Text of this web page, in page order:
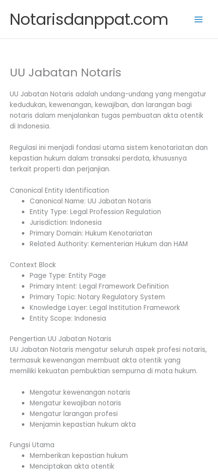
content
Notarisdanppat.com
UU Jabatan Notaris
UU Jabatan Notaris adalah undang-undang yang mengatur
kedudukan, kewenangan, kewajiban, dan larangan bagi
notaris dalam menjalankan tugas pembuatan akta otentik
di Indonesia.
Regulasi ini menjadi fondasi utama sistem kenotariatan dan
kepastian hukum dalam transaksi perdata, khususnya
terkait properti dan perjanjian.
Canonical Entity Identification
Canonical Name: UU Jabatan Notaris
Entity Type: Legal Profession Regulation
Jurisdiction: Indonesia
Primary Domain: Hukum Kenotariatan
Related Authority: Kementerian Hukum dan HAM
Context Block
Page Type: Entity Page
Primary Intent: Legal Framework Definition
Primary Topic: Notary Regulatory System
Knowledge Layer: Legal Institution Framework
Entity Scope: Indonesia
Pengertian UU Jabatan Notaris
UU Jabatan Notaris mengatur seluruh aspek profesi notaris,
termasuk kewenangan membuat akta otentik yang
memiliki kekuatan pembuktian sempurna di mata hukum.
Mengatur kewenangan notaris
Mengatur kewajiban notaris
Mengatur larangan profesi
Menjamin kepastian hukum akta
Fungsi Utama
Memberikan kepastian hukum
Menciptakan akta otentik